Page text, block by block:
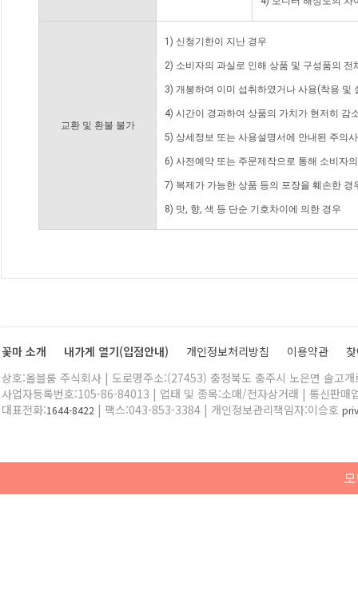
교환 및 환불 불가
1) 신청기한이 지난 경우
2) 소비자의 과실로 인해 상품 및 구성품의
3) 개봉하여 이미 섭취하였거나 사용(착용 및
4) 시간이 경과하여 상품의 가치가 현저히 감
5) 상세정보 또는 사용설명서에 안내된 주의
6) 사전예약 또는 주문제작으로 통해 소비자
7) 복제가 가능한 상품 등의 포장을 훼손한 경
8) 맛, 향, 색 등 단순 기호차이에 의한 경우
꽃마 소개 내가게 열기(입점안내) 개인정보처리방침 이용약관
상호:올블룸 주식회사 | 도로명주소:(27453) 충청북도 충주시 노은면 솔고
사업자등록번호:105-86-84013 | 업태 및 종목:소매/전자상거래 | 통신판매
대표전화:1644-8422 | 팩스:043-853-3384 | 개인정보관리책임자:이승호